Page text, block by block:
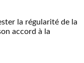
la régularité de la
accord à la